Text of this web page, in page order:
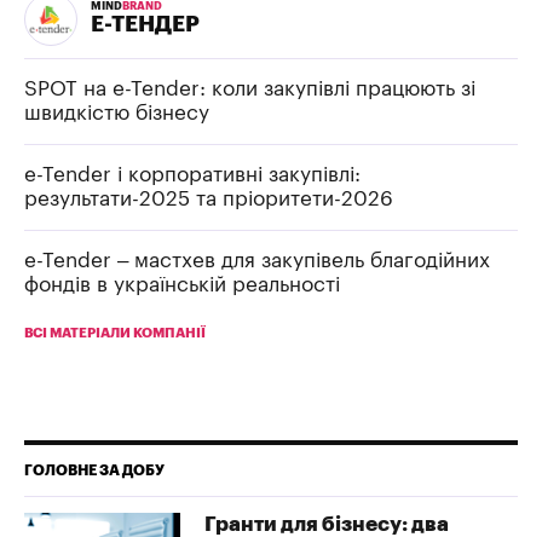
MIND BRAND
Е-ТЕНДЕР
SPOT на e-Tender: коли закупівлі працюють зі
швидкістю бізнесу
e-Tender і корпоративні закупівлі:
результати-2025 та пріоритети-2026
e-Tender – мастхев для закупівель благодійних
фондів в українській реальності
ВСІ МАТЕРІАЛИ КОМПАНІЇ
ГОЛОВНЕ ЗА ДОБУ
Гранти для бізнесу: два